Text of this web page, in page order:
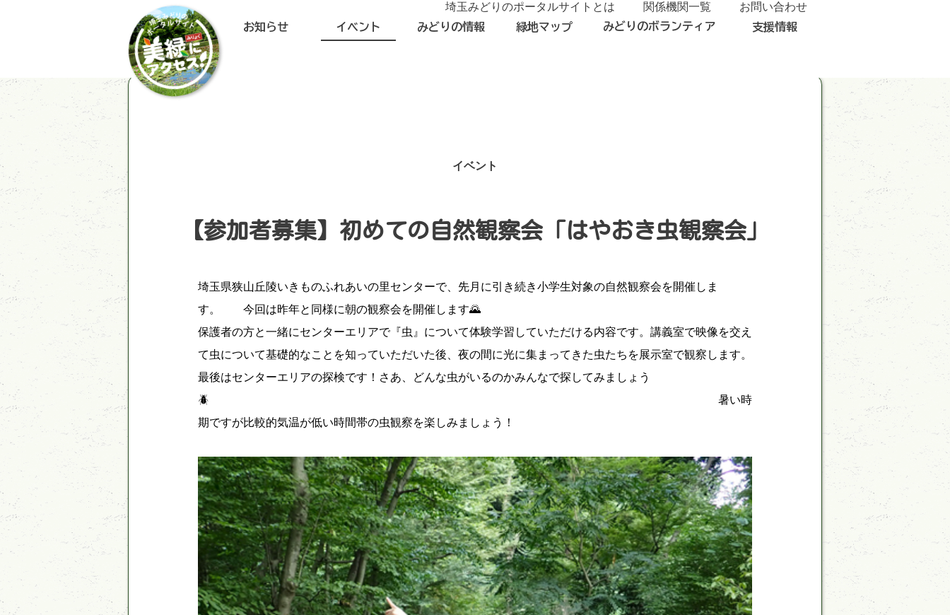
埼玉みどりのポータルサイトとは 関係機関一覧 お問い合わせ
お知らせ イベント みどりの情報 緑地マップ みどりのボランティア 支援情報
イベント
【参加者募集】初めての自然観察会「はやおき虫観察会」
埼玉県狭山丘陵いきものふれあいの里センターで、先月に引き続き小学生対象の自然観察会を開催しま
す。 今回は昨年と同様に朝の観察会を開催します🌄
保護者の方と一緒にセンターエリアで『虫』について体験学習していただける内容です。講義室で映像を交え
て虫について基礎的なことを知っていただいた後、夜の間に光に集まってきた虫たちを展示室で観察します。
最後はセンターエリアの探検です！さあ、どんな虫がいるのかみんなで探してみましょう
🪲 暑い時
期ですが比較的気温が低い時間帯の虫観察を楽しみましょう！